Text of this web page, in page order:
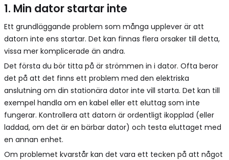
1. Min dator startar inte
Ett grundläggande problem som många upplever är att
datorn inte ens startar. Det kan finnas flera orsaker till detta,
vissa mer komplicerade än andra.
Det första du bör titta på är strömmen in i dator. Ofta beror
det på att det finns ett problem med den elektriska
anslutning om din stationära dator inte vill starta. Det kan till
exempel handla om en kabel eller ett eluttag som inte
fungerar. Kontrollera att datorn är ordentligt ikopplad (eller
laddad, om det är en bärbar dator) och testa eluttaget med
en annan enhet.
Om problemet kvarstår kan det vara ett tecken på att något